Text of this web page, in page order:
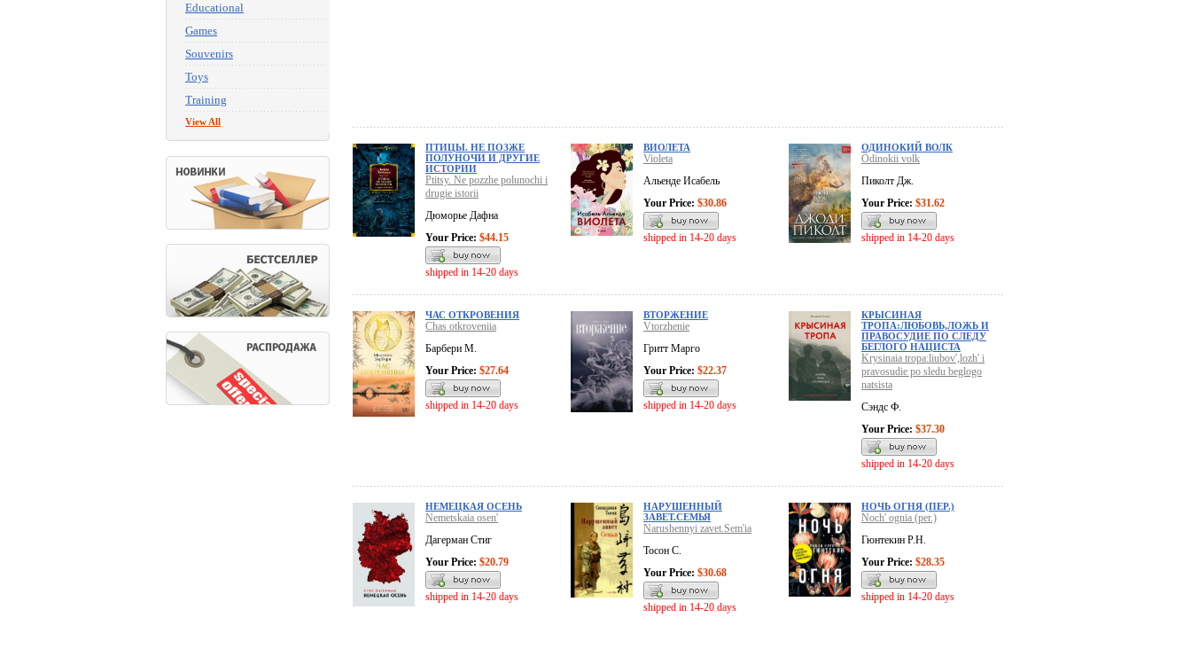
Educational
Games
Souvenirs
Toys
Training
View All
ПТИЦЫ. НЕ ПОЗЖЕ
ПОЛУНОЧИ И ДРУГИЕ
ИСТОРИИ
Ptitsy. Ne pozzhe polunochi i
drugie istorii
Дюморье Дафна
Your Price: $44.15
shipped in 14-20 days
ВИОЛЕТА
Violeta
Альенде Исабель
Your Price: $30.86
shipped in 14-20 days
ОДИНОКИЙ ВОЛК
Odinokii volk
Пиколт Дж.
Your Price: $31.62
shipped in 14-20 days
ЧАС ОТКРОВЕНИЯ
Chas otkroveniia
Барбери М.
Your Price: $27.64
shipped in 14-20 days
ВТОРЖЕНИЕ
Vtorzhenie
Гритт Марго
Your Price: $22.37
shipped in 14-20 days
КРЫСИНАЯ
ТРОПА:ЛЮБОВЬ,ЛОЖЬ И
ПРАВОСУДИЕ ПО СЛЕДУ
БЕГЛОГО НАЦИСТА
Krysinaia tropa:liubov',lozh' i
pravosudie po sledu beglogo
natsista
Сэндс Ф.
Your Price: $37.30
shipped in 14-20 days
НЕМЕЦКАЯ ОСЕНЬ
Nemetskaia osen'
Дагерман Стиг
Your Price: $20.79
shipped in 14-20 days
НАРУШЕННЫЙ
ЗАВЕТ.СЕМЬЯ
Narushennyi zavet.Sem'ia
Тосон С.
Your Price: $30.68
shipped in 14-20 days
НОЧЬ ОГНЯ (ПЕР.)
Noch' ognia (per.)
Гюнтекин Р.Н.
Your Price: $28.35
shipped in 14-20 days